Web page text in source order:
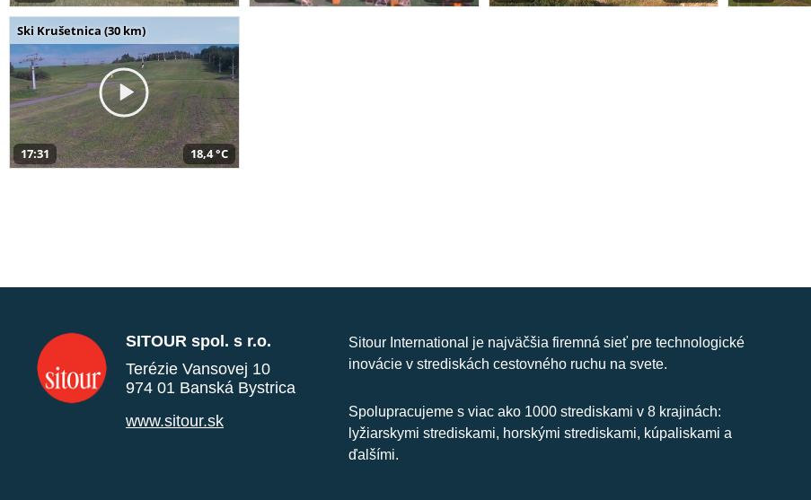
Ski Krušetnica (30 km)
17:31 18,4 °C
SITOUR spol. s r.o.
Terézie Vansovej 10
974 01 Banská Bystrica
www.sitour.sk
Sitour International je najväčšia firemná sieť pre technologické
inovácie v strediskách cestovného ruchu na svete.
Spolupracujeme s viac ako 1000 strediskami v 8 krajinách:
lyžiarskymi strediskami, horskými strediskami, kúpaliskami a
ďalšími.